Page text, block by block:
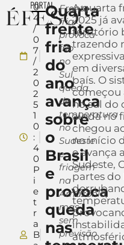
0
4
/
0
7
/
2
0
2
5
1
0
:
4
0
P
i
e
t
r
a
B
Quarta
frente
fria
do
ano
avança
sobre
o
Brasil
e
provoca
queda
nas
Frente
fria
provoca
frio
no
Sul,
queda
de
temperatura
no
Sudeste
e
friagem
na
Amazônia,
mas
sem
previsão
A quarta
2025 já
território
trazendo
em
país. O
começou
no sul do
ainda no
chegou
no início
e avança
Sudeste,
partes do